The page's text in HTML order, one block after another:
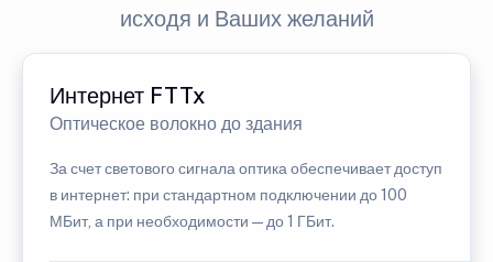
исходя и Ваших желаний
Интернет FTTx
Оптическое волокно до здания
За счет светового сигнала оптика обеспечивает доступ
в интернет: при стандартном подключении до 100
МБит, а при необходимости — до 1 ГБит.